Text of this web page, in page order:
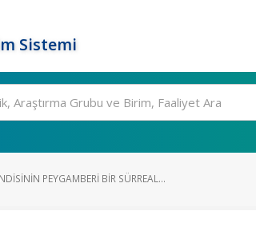
Sistemi
PEYGAMBERI BIR SÜRREAL...